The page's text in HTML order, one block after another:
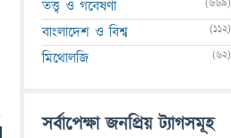
তত্ত্ব ও গবেষণা
বাংলাদেশ ও বিশ্ব (112)
মিথোলজি (62)
সর্বাপেক্ষা জনপ্রিয় ট্যাগসমূহ